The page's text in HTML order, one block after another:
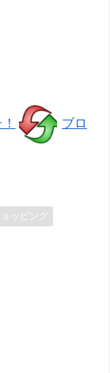
ブロ
ッピング